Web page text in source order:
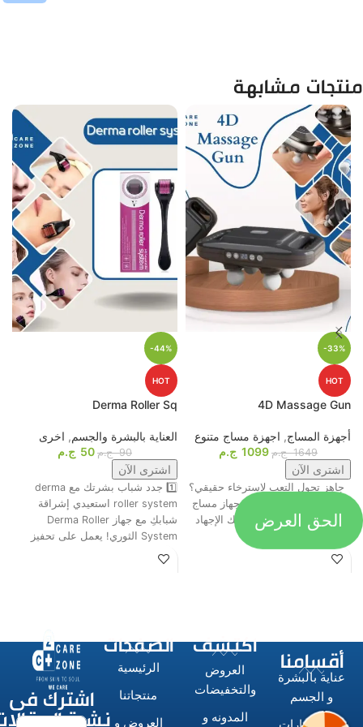
منتجات مشابهة
-33%
HOT
4D Massage Gun
أجهزة المساج, اجهزة مساج متنوع
1649 ج.م 1099 ج.م
اشترى الآن
جاهز تحول التعب لاسترخاء حقيقي؟
😍💆‍♂️ وأخيرًا، وصل أقوى جهاز مساج
رباعي الرؤوس اللي هينسيك الإجهاد
-44%
HOT
Derma Roller Sq
العناية بالبشرة والجسم, اخرى
90 ج.م 50 ج.م
اشترى الآن
1️⃣ جدد شباب بشرتك مع derma
roller system استعيدي إشراقة
شبابكِ مع جهاز Derma Roller
System الثوري! يعمل على تحفيز
أقسامنا
عناية بالبشرة
و الجسم
اكتشف
العروض
والتخفيضات
المدونه و
الصفحات
الرئيسية
منتجاتنا
العروض و
الحق العرض
اشترك فى
نشرة